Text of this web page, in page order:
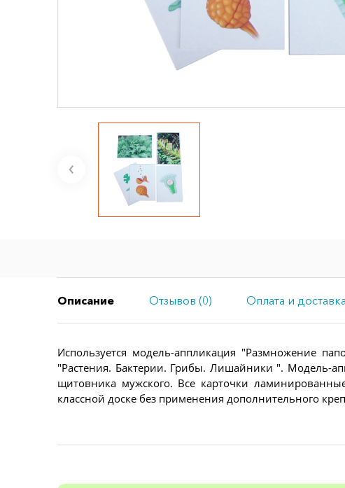
Описание Отзывов (0) Оплата и доставка
Используется модель-аппликация "Размножение
"Растения. Бактерии. Грибы. Лишайники ". Модель-
щитовника мужского. Все карточки
классной доске без применения дополнительного